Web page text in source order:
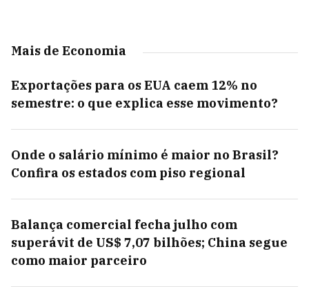
Mais de Economia
Exportações para os EUA caem 12% no
semestre: o que explica esse movimento?
Onde o salário mínimo é maior no Brasil?
Confira os estados com piso regional
Balança comercial fecha julho com
superávit de US$ 7,07 bilhões; China segue
como maior parceiro